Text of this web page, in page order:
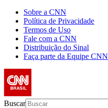
Sobre a CNN
Política de Privacidade
Termos de Uso
Fale com a CNN
Distribuição do Sinal
Faça parte da Equipe CNN
Buscar